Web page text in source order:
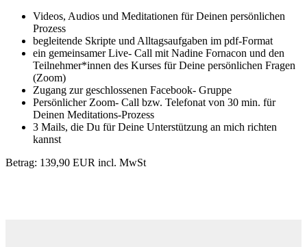
Videos, Audios und Meditationen für Deinen persönlichen
Prozess
begleitende Skripte und Alltagsaufgaben im pdf-Format
ein gemeinsamer Live- Call mit Nadine Fornacon und den
Teilnehmer*innen des Kurses für Deine persönlichen Fragen
(Zoom)
Zugang zur geschlossenen Facebook- Gruppe
Persönlicher Zoom- Call bzw. Telefonat von 30 min. für
Deinen Meditations-Prozess
3 Mails, die Du für Deine Unterstützung an mich richten
kannst
Betrag: 139,90 EUR incl. MwSt